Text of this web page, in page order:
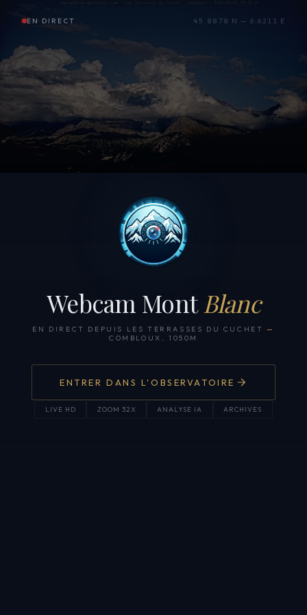
EN DIRECT 45.8878 N — 6.6211 E
Webcam Mont Blanc
EN DIRECT DEPUIS LES TERRASSES DU CUCHET —
COMBLOUX, 1050M
ENTRER DANS L'OBSERVATOIRE
LIVE HD ZOOM 32X ANALYSE IA ARCHIVES